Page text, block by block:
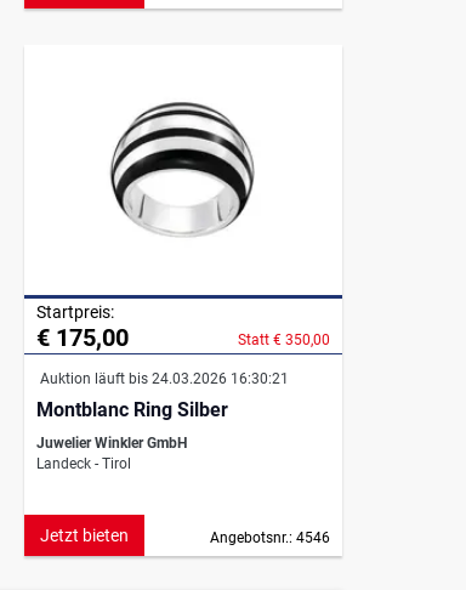
Startpreis:
€ 175,00 Statt € 350,00
Auktion läuft bis 24.03.2026 16:30:21
Montblanc Ring Silber
Juwelier Winkler GmbH
Landeck - Tirol
Angebotsnr.: 4546
Jetzt bieten